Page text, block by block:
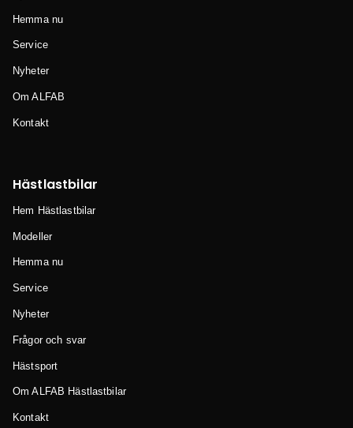
Hemma nu
Service
Nyheter
Om ALFAB
Kontakt
Hästlastbilar
Hem Hästlastbilar
Modeller
Hemma nu
Service
Nyheter
Frågor och svar
Hästsport
Om ALFAB Hästlastbilar
Kontakt